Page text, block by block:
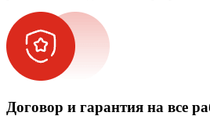
Договор и гарантия на все